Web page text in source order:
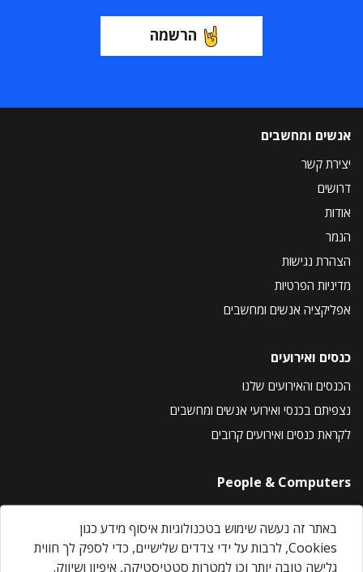
הרשמה
אנשים ומחשבים
יצירת קשר
דרושים
אודות
הנמר
הצהרת נגישות
מדיניות הפרטיות
אפליקציה אנשים ומחשבים
כנסים ואירועים
הכנסים והאירועים שלנו
נצפיתם בכנסי ואירועי אנשים ומחשבים
לקראת כנסים ואירועים קרובים
People & Computers
About Us
Privacy Policy
Contact Us
באתר זה נעשה שימוש בטכנולוגיות איסוף מידע כגון
Cookies, לרבות על ידי צדדים שלישיים, כדי לספק לך חווית
גלישה טובה יותר וכן למטרות סטטיסטיקה, איפיון ושיווק.